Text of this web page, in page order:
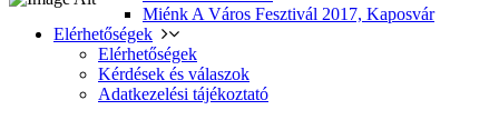
Miénk A Város Fesztivál 2017, Kaposvár
Elérhetőségek
Elérhetőségek
Kérdések és válaszok
Adatkezelési tájékoztató